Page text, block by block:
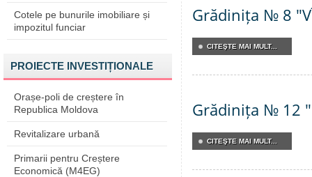
Cotele pe bunurile imobiliare și
impozitul funciar
PROIECTE INVESTIȚIONALE
Orașe-poli de creștere în
Republica Moldova
Revitalizare urbană
Primarii pentru Creștere
Economică (M4EG)
Grădinița № 8
CITEŞTE MAI MULT...
Grădinița № 12
CITEŞTE MAI MULT...